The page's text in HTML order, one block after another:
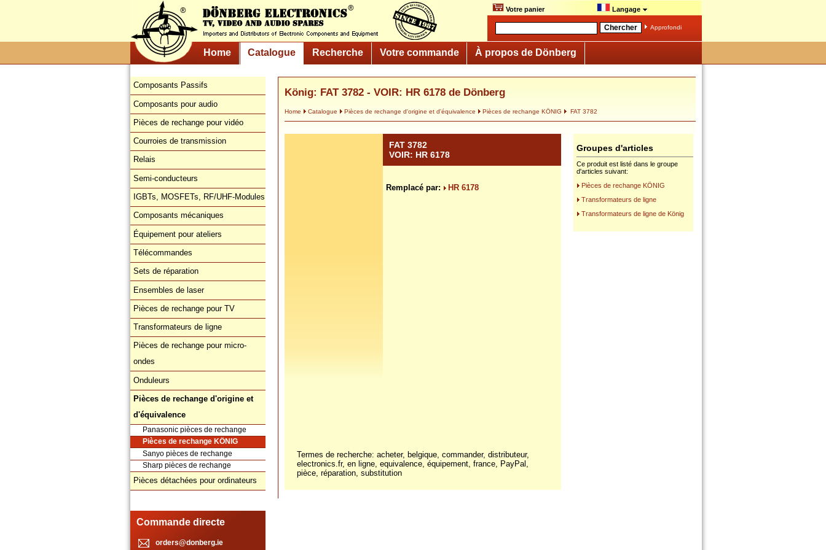
Votre panier Langage
Approfondi
Home Catalogue Recherche Votre commande À propos de Dönberg
Composants Passifs
Composants pour audio
Pièces de rechange pour vidéo
Courroies de transmission
Relais
Semi-conducteurs
IGBTs, MOSFETs, RF/UHF-Modules
Composants mécaniques
Équipement pour ateliers
Télécommandes
Sets de réparation
Ensembles de laser
Pièces de rechange pour TV
Transformateurs de ligne
Pièces de rechange pour micro-
ondes
Onduleurs
Pièces de rechange d'origine et
d'équivalence
Panasonic pièces de rechange
Pièces de rechange KÖNIG
Sanyo pièces de rechange
Sharp pièces de rechange
Pièces détachées pour ordinateurs
Commande directe
orders@donberg.ie
König: FAT 3782 - VOIR: HR 6178 de Dönberg
Home Catalogue Pièces de rechange d'origine et d'équivalence Pièces de rechange KÖNIG FAT 3782
FAT 3782
VOIR: HR 6178
Remplacé par: HR 6178
Termes de recherche: acheter, belgique, commander, distributeur,
electronics.fr, en ligne, equivalence, équipement, france, PayPal,
pièce, réparation, substitution
Groupes d'articles
Ce produit est listé dans le groupe
d'articles suivant:
Pièces de rechange KÖNIG
Transformateurs de ligne
Transformateurs de ligne de König